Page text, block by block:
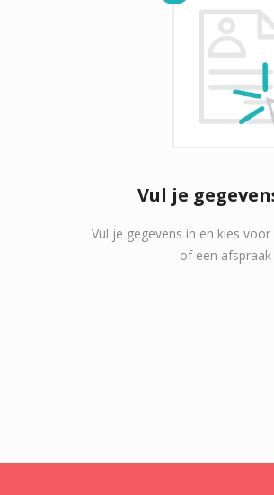
Vul je
Vul je gegevens in en kies
of een afspraak